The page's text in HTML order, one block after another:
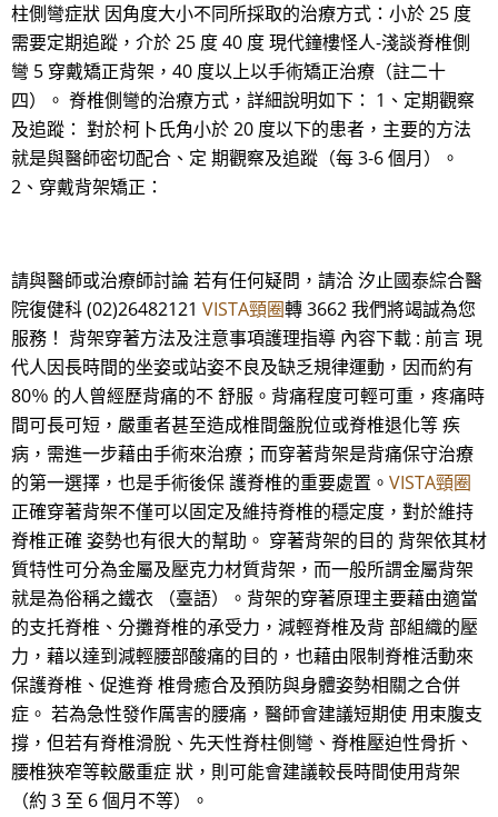
柱側彎症狀 因角度大小不同所採取的治療方式：小於 25 度
需要定期追蹤，介於 25 度 40 度 現代鐘樓怪人-淺談脊椎側
彎 5 穿戴矯正背架，40 度以上以手術矯正治療（註二十
四）。 脊椎側彎的治療方式，詳細說明如下： 1、定期觀察
及追蹤： 對於柯卜氏角小於 20 度以下的患者，主要的方法
就是與醫師密切配合、定 期觀察及追蹤（每 3-6 個月）。
2、穿戴背架矯正：
請與醫師或治療師討論 若有任何疑問，請洽 汐止國泰綜合醫
院復健科 (02)26482121 VISTA頸圈轉 3662 我們將竭誠為您
服務！ 背架穿著方法及注意事項護理指導 內容下載 : 前言 現
代人因長時間的坐姿或站姿不良及缺乏規律運動，因而約有
80％ 的人曾經歷背痛的不 舒服。背痛程度可輕可重，疼痛時
間可長可短，嚴重者甚至造成椎間盤脫位或脊椎退化等 疾
病，需進一步藉由手術來治療；而穿著背架是背痛保守治療
的第一選擇，也是手術後保 護脊椎的重要處置。 VISTA頸圈
正確穿著背架不僅可以固定及維持脊椎的穩定度，對於維持
脊椎正確 姿勢也有很大的幫助。 穿著背架的目的 背架依其材
質特性可分為金屬及壓克力材質背架，而一般所謂金屬背架
就是為俗稱之鐵衣 （臺語）。背架的穿著原理主要藉由適當
的支托脊椎、分攤脊椎的承受力，減輕脊椎及背 部組織的壓
力，藉以達到減輕腰部酸痛的目的，也藉由限制脊椎活動來
保護脊椎、促進脊 椎骨癒合及預防與身體姿勢相關之合併
症。 若為急性發作厲害的腰痛，醫師會建議短期使 用束腹支
撐，但若有脊椎滑脫、先天性脊柱側彎、脊椎壓迫性骨折、
腰椎狹窄等較嚴重症 狀，則可能會建議較長時間使用背架
（約 3 至 6 個月不等）。